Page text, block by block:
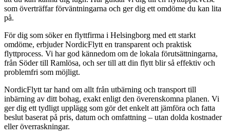
som överträffar förväntningarna och ger dig ett omdöme du kan lita
på.
För dig som söker en flyttfirma i Helsingborg med ett starkt
omdöme, erbjuder NordicFlytt en transparent och praktisk
flyttprocess. Vi har god kännedom om de lokala förutsättningarna,
från Söder till Ramlösa, och ser till att din flytt blir så effektiv och
problemfri som möjligt.
NordicFlytt tar hand om allt från utbärning och transport till
inbärning av ditt bohag, exakt enligt den överenskomna planen. Vi
ger dig ett tydligt upplägg som gör det enkelt att jämföra och fatta
beslut baserat på pris, datum och omfattning – utan dolda kostnader
eller överraskningar.